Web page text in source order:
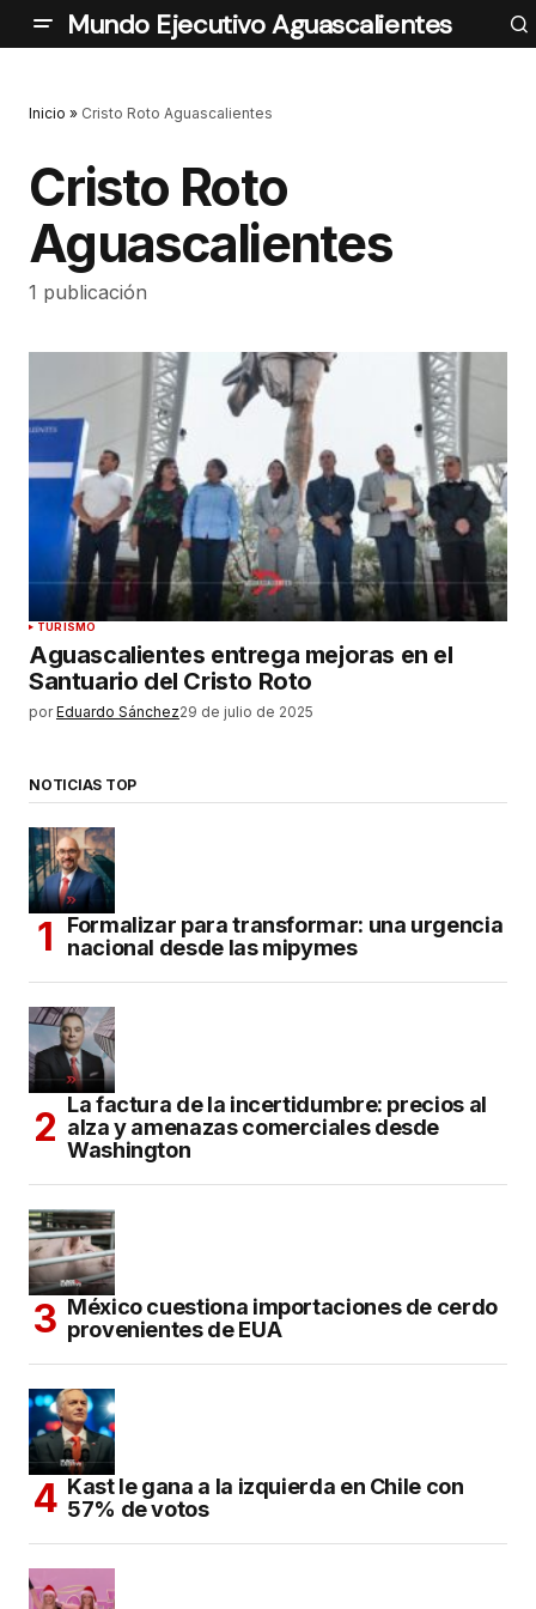
Mundo Ejecutivo Aguascalientes
Inicio » Cristo Roto Aguascalientes
Cristo Roto
Aguascalientes
1 publicación
TURISMO
Aguascalientes entrega mejoras en el
Santuario del Cristo Roto
por Eduardo Sánchez29 de julio de 2025
NOTICIAS TOP
Formalizar para transformar: una urgencia
nacional desde las mipymes
La factura de la incertidumbre: precios al
alza y amenazas comerciales desde
Washington
México cuestiona importaciones de cerdo
provenientes de EUA
Kast le gana a la izquierda en Chile con
57% de votos